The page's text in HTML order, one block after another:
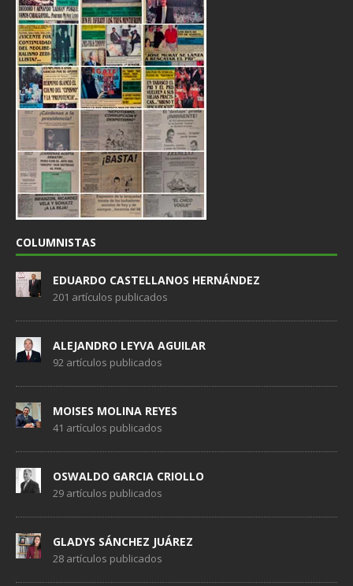
COLUMNISTAS
EDUARDO CASTELLANOS HERNÁNDEZ
201 artículos publicados
ALEJANDRO LEYVA AGUILAR
92 artículos publicados
MOISES MOLINA REYES
41 artículos publicados
OSWALDO GARCIA CRIOLLO
29 artículos publicados
GLADYS SÁNCHEZ JUÁREZ
28 artículos publicados